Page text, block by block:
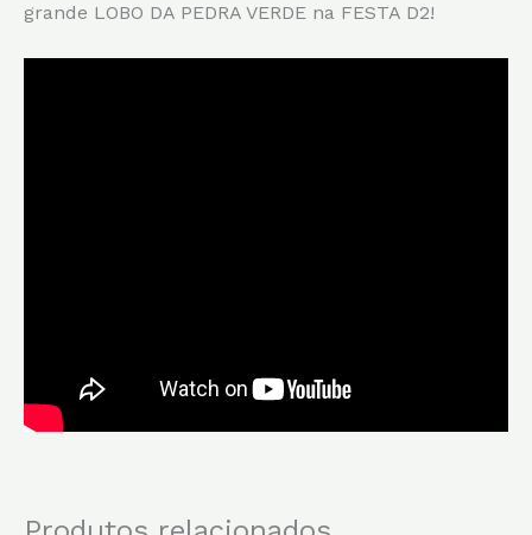
grande LOBO DA PEDRA VERDE na FESTA D2!